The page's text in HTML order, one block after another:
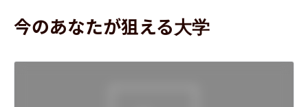
今のあなたが狙える大学